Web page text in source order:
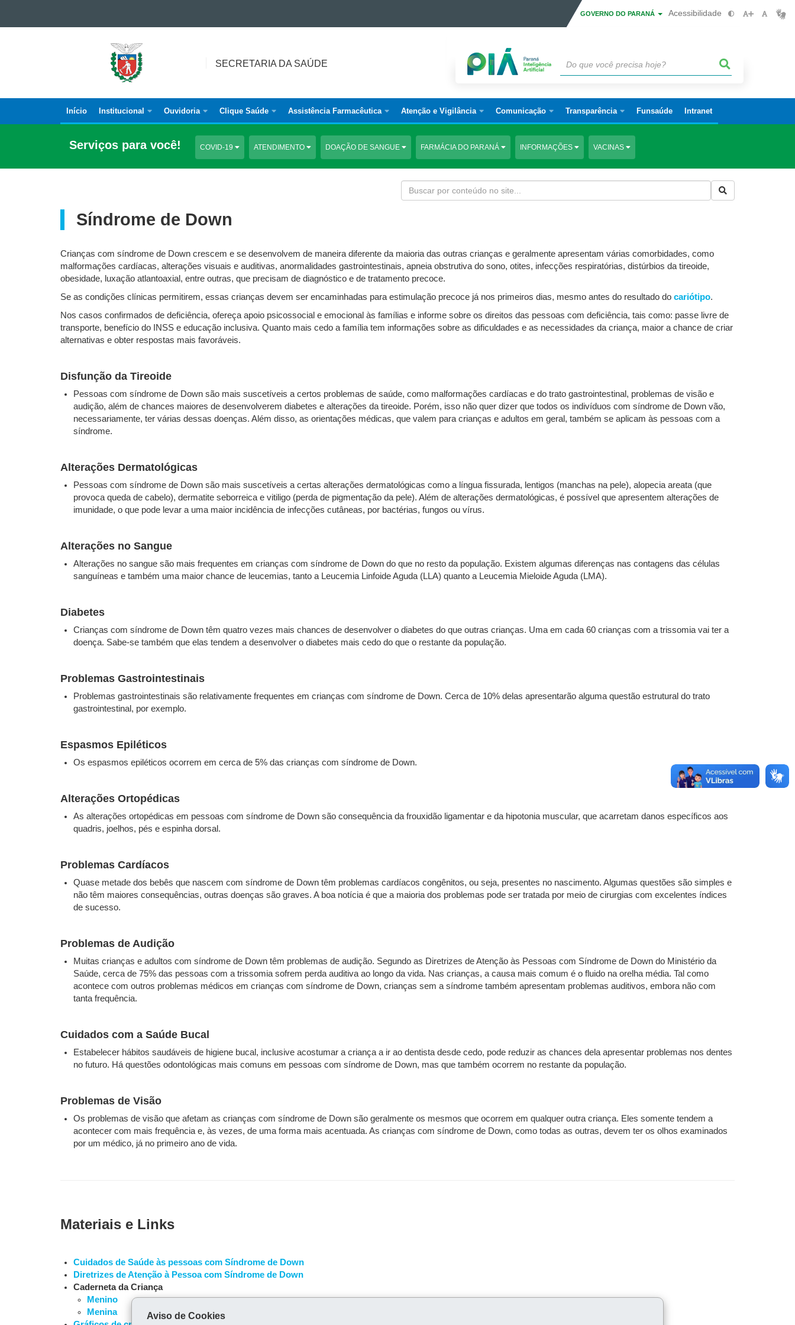
GOVERNO DO PARANÁ Acessibilidade
SECRETARIA
SECRETARIA DA SAÚDE
Navegação
Principal
Início Institucional Ouvidoria Clique Saúde Assistência Farmacêutica Atenção e Vigilância Comunicação Transparência Funsaúde Intranet
Serviços para você! COVID-19 ATENDIMENTO DOAÇÃO DE SANGUE FARMÁCIA DO PARANÁ INFORMAÇÕES VACINAS
Síndrome de Down
Crianças com síndrome de Down crescem e se desenvolvem de maneira diferente da maioria das outras crianças e geralmente apresentam várias comorbidades, como
malformações cardíacas, alterações visuais e auditivas, anormalidades gastrointestinais, apneia obstrutiva do sono, otites, infecções respiratórias, distúrbios da tireoide,
obesidade, luxação atlantoaxial, entre outras, que precisam de diagnóstico e de tratamento precoce.
Se as condições clínicas permitirem, essas crianças devem ser encaminhadas para estimulação precoce já nos primeiros dias, mesmo antes do resultado do cariótipo.
Nos casos confirmados de deficiência, ofereça apoio psicossocial e emocional às famílias e informe sobre os direitos das pessoas com deficiência, tais como: passe livre de
transporte, benefício do INSS e educação inclusiva. Quanto mais cedo a família tem informações sobre as dificuldades e as necessidades da criança, maior a chance de criar
alternativas e obter respostas mais favoráveis.
Disfunção da Tireoide
Pessoas com síndrome de Down são mais suscetíveis a certos problemas de saúde, como malformações cardíacas e do trato gastrointestinal, problemas de visão e
audição, além de chances maiores de desenvolverem diabetes e alterações da tireoide. Porém, isso não quer dizer que todos os indivíduos com síndrome de Down vão,
necessariamente, ter várias dessas doenças. Além disso, as orientações médicas, que valem para crianças e adultos em geral, também se aplicam às pessoas com a
síndrome.
Alterações Dermatológicas
Pessoas com síndrome de Down são mais suscetíveis a certas alterações dermatológicas como a língua fissurada, lentigos (manchas na pele), alopecia areata (que
provoca queda de cabelo), dermatite seborreica e vitiligo (perda de pigmentação da pele). Além de alterações dermatológicas, é possível que apresentem alterações de
imunidade, o que pode levar a uma maior incidência de infecções cutâneas, por bactérias, fungos ou vírus.
Alterações no Sangue
Alterações no sangue são mais frequentes em crianças com síndrome de Down do que no resto da população. Existem algumas diferenças nas contagens das células
sanguíneas e também uma maior chance de leucemias, tanto a Leucemia Linfoide Aguda (LLA) quanto a Leucemia Mieloide Aguda (LMA).
Diabetes
Crianças com síndrome de Down têm quatro vezes mais chances de desenvolver o diabetes do que outras crianças. Uma em cada 60 crianças com a trissomia vai ter a
doença. Sabe-se também que elas tendem a desenvolver o diabetes mais cedo do que o restante da população.
Problemas Gastrointestinais
Problemas gastrointestinais são relativamente frequentes em crianças com síndrome de Down. Cerca de 10% delas apresentarão alguma questão estrutural do trato
gastrointestinal, por exemplo.
Espasmos Epiléticos
Os espasmos epiléticos ocorrem em cerca de 5% das crianças com síndrome de Down.
Alterações Ortopédicas
As alterações ortopédicas em pessoas com síndrome de Down são consequência da frouxidão ligamentar e da hipotonia muscular, que acarretam danos específicos aos
quadris, joelhos, pés e espinha dorsal.
Problemas Cardíacos
Quase metade dos bebês que nascem com síndrome de Down têm problemas cardíacos congênitos, ou seja, presentes no nascimento. Algumas questões são simples e
não têm maiores consequências, outras doenças são graves. A boa notícia é que a maioria dos problemas pode ser tratada por meio de cirurgias com excelentes índices
de sucesso.
Problemas de Audição
Muitas crianças e adultos com síndrome de Down têm problemas de audição. Segundo as Diretrizes de Atenção às Pessoas com Síndrome de Down do Ministério da
Saúde, cerca de 75% das pessoas com a trissomia sofrem perda auditiva ao longo da vida. Nas crianças, a causa mais comum é o fluido na orelha média. Tal como
acontece com outros problemas médicos em crianças com síndrome de Down, crianças sem a síndrome também apresentam problemas auditivos, embora não com
tanta frequência.
Cuidados com a Saúde Bucal
Estabelecer hábitos saudáveis de higiene bucal, inclusive acostumar a criança a ir ao dentista desde cedo, pode reduzir as chances dela apresentar problemas nos dentes
no futuro. Há questões odontológicas mais comuns em pessoas com síndrome de Down, mas que também ocorrem no restante da população.
Problemas de Visão
Os problemas de visão que afetam as crianças com síndrome de Down são geralmente os mesmos que ocorrem em qualquer outra criança. Eles somente tendem a
acontecer com mais frequência e, às vezes, de uma forma mais acentuada. As crianças com síndrome de Down, como todas as outras, devem ter os olhos examinados
por um médico, já no primeiro ano de vida.
Materiais e Links
Cuidados de Saúde às pessoas com Síndrome de Down
Diretrizes de Atenção à Pessoa com Síndrome de Down
Caderneta da Criança
Menino
Menina
Aviso de Cookies